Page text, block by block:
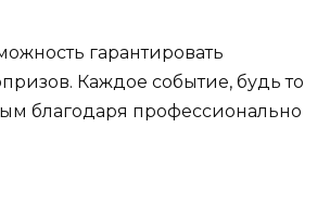
гарантировать
Каждое событие, будь то
благодаря профессионально